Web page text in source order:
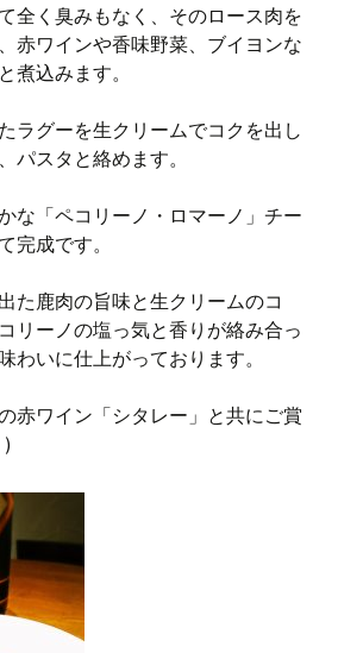
全く臭みもなく、そのロース肉を
赤ワインや香味野菜、ブイヨンな
煮込みます。
ラグーを生クリームでコクを出し
パスタと絡めます。
な「ペコリーノ・ロマーノ」チー
完成です。
た鹿肉の旨味と生クリームのコ
リーノの塩っ気と香りが絡み合っ
わいに仕上がっております。
赤ワイン「シタレー」と共にご賞